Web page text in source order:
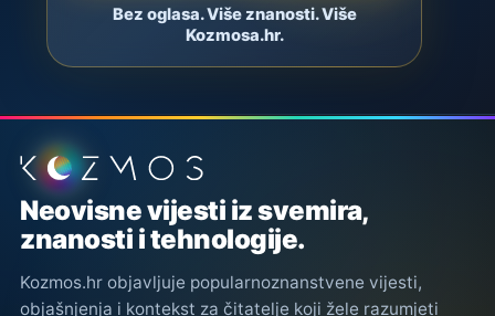
Bez oglasa. Više znanosti. Više
Kozmosa.hr.
Podnožje stranice
Neovisne vijesti iz svemira,
znanosti i tehnologije.
Kozmos.hr objavljuje popularnoznanstvene vijesti,
objašnjenja i kontekst za čitatelje koji žele razumjeti